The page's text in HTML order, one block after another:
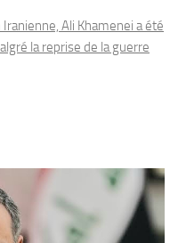
Ali Khamenei a été
la reprise de la guerre